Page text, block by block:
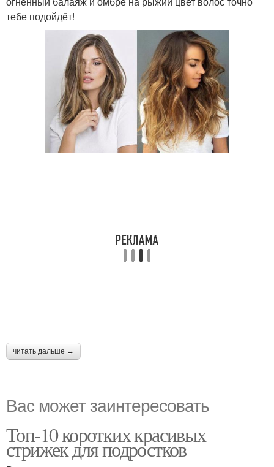
тебе подойдёт!
читать дальше →
Вас может заинтересовать
Топ-10 коротких красивых
стрижек для подростков